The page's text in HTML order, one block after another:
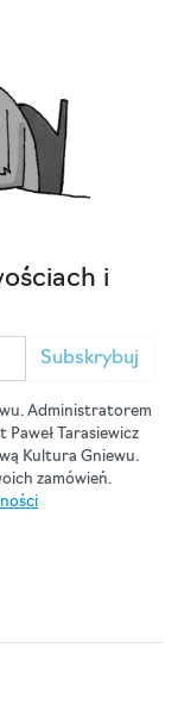
i
Subskrybuj
Administratorem
Tarasiewicz
Kultura Gniewu.
zamówień.